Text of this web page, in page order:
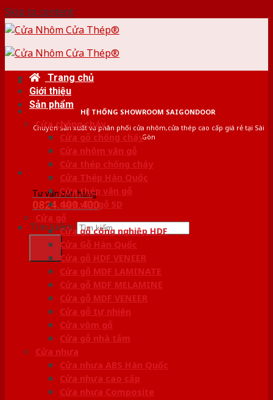
Skip to content
HỆ THỐNG SHOWROOM SAIGONDOOR
Chuyên sản xuất và phân phối cửa nhôm,cửa thép cao cấp giá rẻ tại Sài
Gòn
Tư vấn bán hàng
0824.400.400
Tìm kiếm:
Trang chủ
Giới thiệu
Sản phẩm
Cửa chống cháy
Cửa gỗ chống cháy
Cửa nhôm vân gỗ
Cửa thép chống cháy
Cửa Thép Hàn Quốc
Cửa thép vân gỗ
Cửa vân gỗ 5D
Cửa gỗ
Cửa gỗ công nghiệp HDF
Cửa Gỗ Hàn Quốc
Cửa gỗ HDF VENEER
Cửa gỗ MDF LAMINATE
Cửa gỗ MDF MELAMINE
Cửa gỗ MDF VENEER
Cửa gỗ tự nhiên
Cửa vòm gỗ
Cửa gỗ nhà tắm
Cửa nhựa
Cửa nhựa ABS Hàn Quốc
Cửa nhựa cao cấp
Cửa nhựa Composite